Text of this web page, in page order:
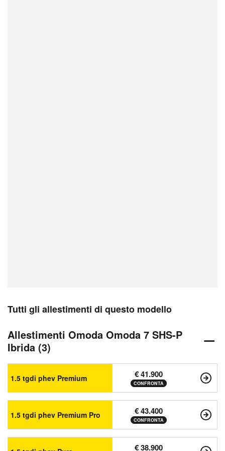
Tutti gli allestimenti di questo modello
Allestimenti Omoda Omoda 7 SHS-P
Ibrida (3)
1.5 tgdi phev Premium € 41.900
CONFRONTA
1.5 tgdi phev Premium Pro € 43.400
CONFRONTA
€ 38.900